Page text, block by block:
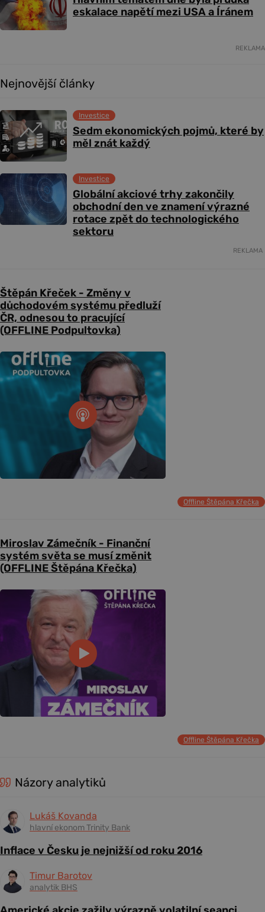
eskalace napětí mezi USA a Íránem
REKLAMA
Nejnovější články
Sedm ekonomických pojmů, které by
měl znát každý
Investice
Globální akciové trhy zakončily
obchodní den ve znamení výrazné
rotace zpět do technologického
sektoru
Investice
REKLAMA
Štěpán Křeček - Změny v
důchodovém systému předluží
ČR, odnesou to pracující
(OFFLINE Podpultovka)
Offline Štěpána Křečka
Miroslav Zámečník - Finanční
systém světa se musí změnit
(OFFLINE Štěpána Křečka)
Offline Štěpána Křečka
Názory analytiků
Lukáš Kovanda
hlavní ekonom Trinity Bank
Inflace v Česku je nejnižší od roku 2016
Timur Barotov
analytik BHS